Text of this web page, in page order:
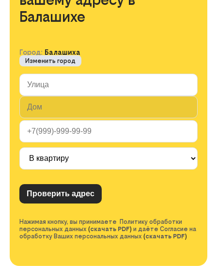
Балашихе
Город: Балашиха
Изменить город
Нажимая кнопку, вы принимаете Политику обработки
персональных данных (скачать PDF) и даёте Согласие на
обработку Ваших персональных данных (скачать PDF)